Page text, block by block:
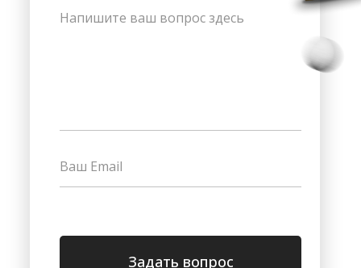
Задать вопрос